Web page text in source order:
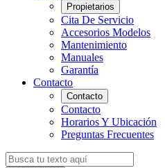
Propietarios
Cita De Servicio
Accesorios Modelos
Mantenimiento
Manuales
Garantía
Contacto
Contacto
Contacto
Horarios Y Ubicación
Preguntas Frecuentes